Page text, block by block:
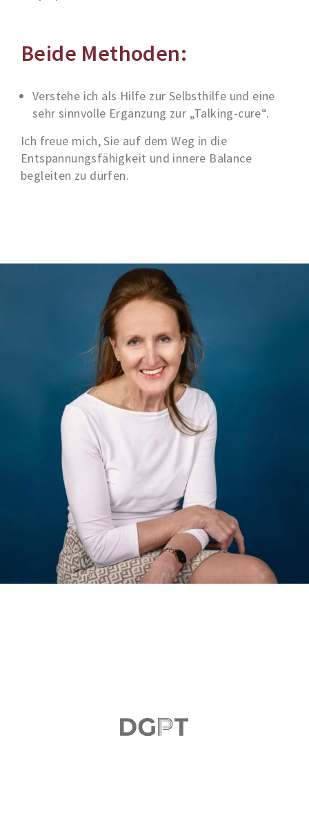
Beide Methoden:
Verstehe ich als Hilfe zur Selbsthilfe und eine
sehr sinnvolle Ergänzung zur „Talking-cure“.
Ich freue mich, Sie auf dem Weg in die
Entspannungsfähigkeit und innere Balance
begleiten zu dürfen.